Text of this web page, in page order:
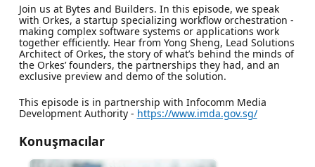
Join us at Bytes and Builders. In this episode, we speak
with Orkes, a startup specializing workflow orchestration -
making complex software systems or applications work
together efficiently. Hear from Yong Sheng, Lead Solutions
Architect of Orkes, the story of what’s behind the minds of
the Orkes’ founders, the partnerships they had, and an
exclusive preview and demo of the solution.
This episode is in partnership with Infocomm Media
Development Authority - https://www.imda.gov.sg/
Konuşmacılar